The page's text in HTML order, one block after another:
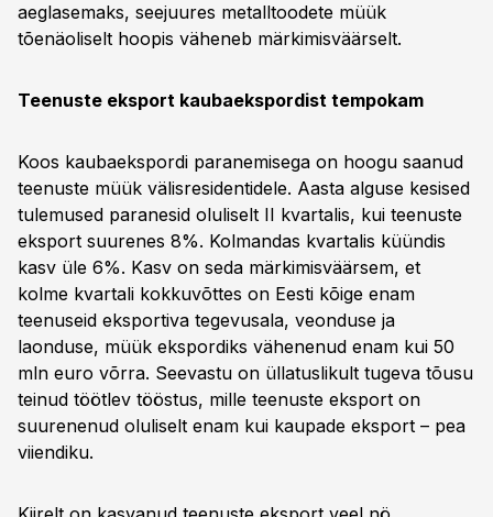
aeglasemaks, seejuures metalltoodete müük
tõenäoliselt hoopis väheneb märkimisväärselt.
Teenuste eksport kaubaekspordist tempokam
Koos kaubaekspordi paranemisega on hoogu saanud
teenuste müük välisresidentidele. Aasta alguse kesised
tulemused paranesid oluliselt II kvartalis, kui teenuste
eksport suurenes 8%. Kolmandas kvartalis küündis
kasv üle 6%. Kasv on seda märkimisväärsem, et
kolme kvartali kokkuvõttes on Eesti kõige enam
teenuseid eksportiva tegevusala, veonduse ja
laonduse, müük ekspordiks vähenenud enam kui 50
mln euro võrra. Seevastu on üllatuslikult tugeva tõusu
teinud töötlev tööstus, mille teenuste eksport on
suurenenud oluliselt enam kui kaupade eksport – pea
viiendiku.